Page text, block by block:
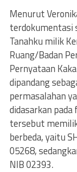
Menurut
terdokumentasi
Tanahku milik
Ruang/Badan
Pernyataan
dipandang
permasalahan
didasarkan
tersebut
berbeda, yaitu
05268,
NIB 02393.